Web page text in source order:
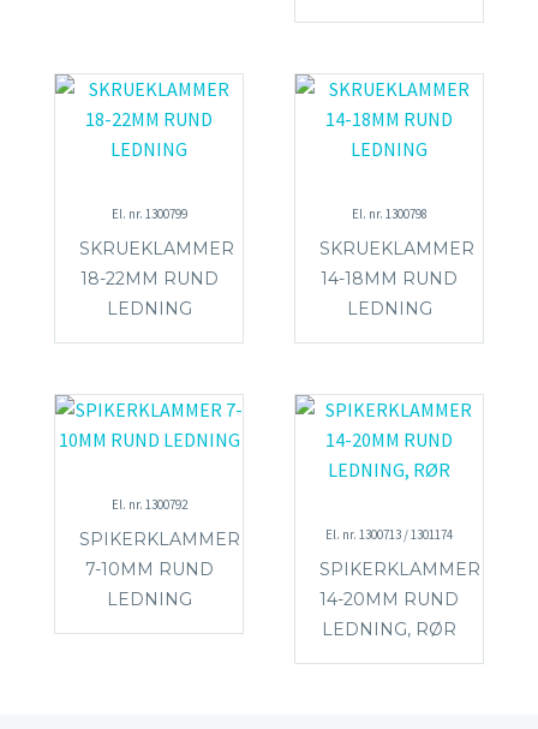
El. nr. 1300799
SKRUEKLAMMER
18-22MM RUND
LEDNING
El. nr. 1300798
SKRUEKLAMMER
14-18MM RUND
LEDNING
El. nr. 1300792
SPIKERKLAMMER
7-10MM RUND
LEDNING
El. nr. 1300713 / 1301174
SPIKERKLAMMER
14-20MM RUND
LEDNING, RØR